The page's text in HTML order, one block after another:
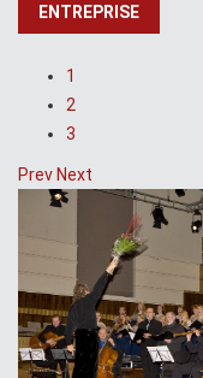
ENTREPRISE
1
2
3
PrevNext